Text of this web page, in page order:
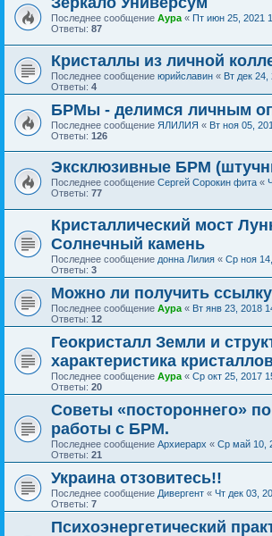
Последнее сообщение Аура « Пт июн 25, 2021
Ответы: 87
Кристаллы из личной
Последнее сообщение юрийславин « Вт дек 24,
Ответы: 4
БРМы - делимся личным
Последнее сообщение ЯЛИЛИЯ « Вт ноя 05,
Ответы: 126
Эксклюзивные БРМ
Последнее сообщение Сергей Сорокин фита «
Ответы: 77
Кристаллический мост
Солнечный камень
Последнее сообщение донна Лилия « Ср ноя
Ответы: 3
Можно ли получить
Последнее сообщение Аура « Вт янв 23, 2018
Ответы: 12
Геокристалл Земли и
характеристика
Последнее сообщение Аура « Ср окт 25, 2017
Ответы: 20
Советы «постороннего»
работы с БРМ.
Последнее сообщение Архиерарх « Ср май 10,
Ответы: 21
Украина отзовитесь!!
Последнее сообщение Дивергент « Чт дек 03,
Ответы: 7
Психоэнергетический